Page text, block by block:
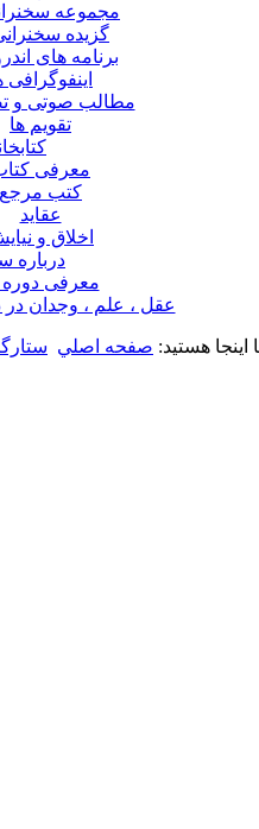
مجموعه
گزیده
برنامه های
اینفوگرافی
مطالب صوتی و
تقویم ها
معرفی
کتب مرجع
عقاید
اخلاق و
درباره
معرفی دوره
عقل ، علم ، وجدان در
اینجا هستید: صفحه اصلي